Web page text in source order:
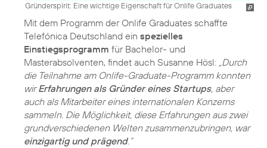
Gründerspirit: Eine wichtige Eigenschaft für Onlife Graduates
Mit dem Programm der Onlife Graduates schaffte
Telefónica Deutschland ein spezielles
Einstiegsprogramm für Bachelor- und
Masterabsolventen, findet auch Susanne Hösl: „Durch
die Teilnahme am Onlife-Graduate-Programm konnten
wirErfahrungen als Gründer eines Startups, aber
auch als Mitarbeiter eines internationalen Konzerns
sammeln. Die Möglichkeit, diese Erfahrungen aus zwei
grundverschiedenen Welten zusammenzubringen, war
einzigartig und prägend.“